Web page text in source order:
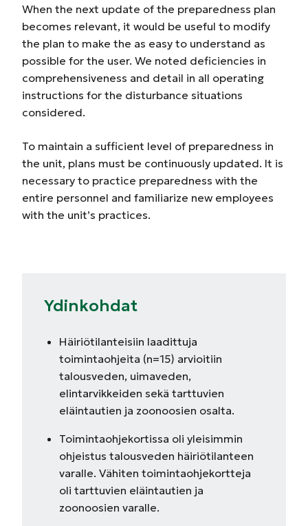
When the next update of the preparedness plan
becomes relevant, it would be useful to modify
the plan to make the as easy to understand as
possible for the user. We noted deficiencies in
comprehensiveness and detail in all operating
instructions for the disturbance situations
considered.
To maintain a sufficient level of preparedness in
the unit, plans must be continuously updated. It is
necessary to practice preparedness with the
entire personnel and familiarize new employees
with the unit’s practices.
Ydinkohdat
Häiriötilanteisiin laadittuja
toimintaohjeita (n=15) arvioitiin
talousveden, uimaveden,
elintarvikkeiden sekä tarttuvien
eläintautien ja zoonoosien osalta.
Toimintaohjekortissa oli yleisimmin
ohjeistus talousveden häiriötilanteen
varalle. Vähiten toimintaohjekortteja
oli tarttuvien eläintautien ja
zoonoosien varalle.